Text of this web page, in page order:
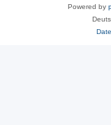
Powered by